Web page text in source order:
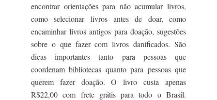
encontrar orientações para não acumular livros,
como selecionar livros antes de doar, como
encaminhar livros antigos para doação, sugestões
sobre o que fazer com livros danificados. São
dicas importantes tanto para pessoas que
coordenam bibliotecas quanto para pessoas que
querem fazer doação. O livro custa apenas
R$22,00 com frete grátis para todo o Brasil.